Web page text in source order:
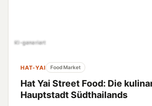
KI-generiert
HAT-YAI Food Market
Hat Yai Street Food: Die
Hauptstadt Südthailands